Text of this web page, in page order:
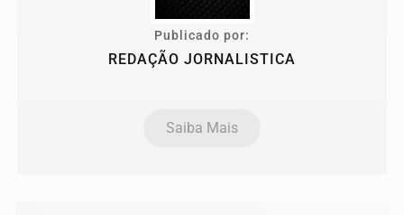
Publicado por:
REDAÇÃO JORNALISTICA
Saiba Mais